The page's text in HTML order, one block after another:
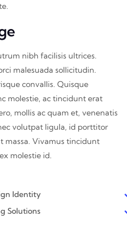
nibh facilisis ultrices.
malesuada sollicitudin.
convallis. Quisque
molestie, ac tincidunt erat
mollis ac quam et, venenatis
volutpat ligula, id porttitor
massa. Vivamus tincidunt
molestie id.
Identity
Solutions